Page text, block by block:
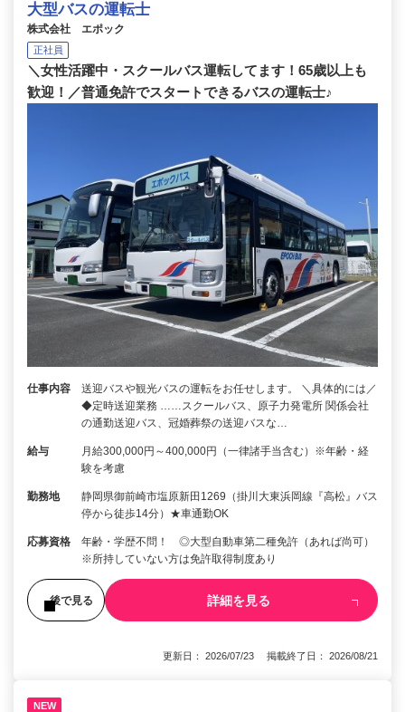
大型バスの運転士
株式会社 エポック
正社員
＼女性活躍中・スクールバス運転してます！65歳以上も
歓迎！／普通免許でスタートできるバスの運転士♪
仕事内容
送迎バスや観光バスの運転をお任せします。 ＼具体的には／
◆定時送迎業務 ……スクールバス、原子力発電所 関係会社
の通勤送迎バス、冠婚葬祭の送迎バスな…
給与
月給300,000円～400,000円（一律諸手当含む）※年齢・経
験を考慮
勤務地
静岡県御前崎市塩原新田1269（掛川大東浜岡線『高松』バス
停から徒歩14分）★車通勤OK
応募資格
年齢・学歴不問！ ◎大型自動車第二種免許（あれば尚可）
※所持していない方は免許取得制度あり
後で見る 詳細を見る
更新日： 2026/07/23 掲載終了日： 2026/08/21
NEW